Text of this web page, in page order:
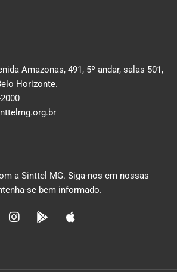
Amazonas, 491, 5º andar, salas 501,
Horizonte.
a Sinttel MG. Siga-nos em nossas
se bem informado.